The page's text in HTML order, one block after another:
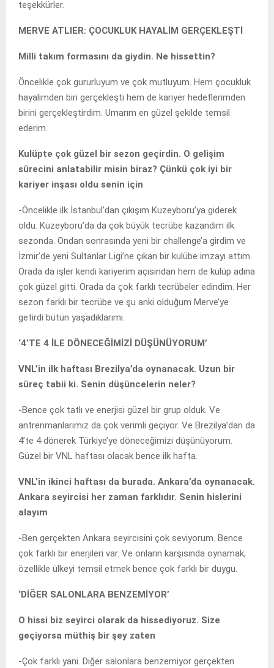
teşekkürler.
MERVE ATLIER: ÇOCUKLUK HAYALİM GERÇEKLEŞTİ
Milli takım formasını da giydin. Ne hissettin?
Öncelikle çok gururluyum ve çok mutluyum. Hem çocukluk
hayalimden biri gerçekleşti hem de kariyer hedeflerimden
birini gerçekleştirdim. Umarım en güzel şekilde temsil
ederim.
Kulüpte çok güzel bir sezon geçirdin. O gelişim
sürecini anlatabilir misin biraz? Çünkü çok iyi bir
kariyer inşası oldu senin için
-Öncelikle ilk İstanbul’dan çıkışım Kuzeyboru’ya giderek
oldu. Kuzeyboru’da da çok büyük tecrübe kazandım ilk
sezonda. Ondan sonrasında yeni bir challenge’a girdim ve
İzmir’de yeni Sultanlar Ligi’ne çıkan bir kulübe imzayı attım.
Orada da işler kendi kariyerim açısından hem de kulüp adına
çok güzel gitti. Orada da çok farklı tecrübeler edindim. Her
sezon farklı bir tecrübe ve şu anki olduğum Merve’ye
getirdi bütün yaşadıklarımı.
‘4’TE 4 İLE DÖNECEĞİMİZİ DÜŞÜNÜYORUM’
VNL’in ilk haftası Brezilya’da oynanacak. Uzun bir
süreç tabii ki. Senin düşüncelerin neler?
-Bence çok tatlı ve enerjisi güzel bir grup olduk. Ve
antrenmanlarımız da çok verimli geçiyor. Ve Brezilya’dan da
4’te 4 dönerek Türkiye’ye döneceğimizi düşünüyorum.
Güzel bir VNL haftası olacak bence ilk hafta.
VNL’in ikinci haftası da burada. Ankara’da oynanacak.
Ankara seyircisi her zaman farklıdır. Senin hislerini
alayım
-Ben gerçekten Ankara seyircisini çok seviyorum. Bence
çok farklı bir enerjileri var. Ve onların karşısında oynamak,
özellikle ülkeyi temsil etmek bence çok farklı bir duygu.
‘DİĞER SALONLARA BENZEMİYOR’
O hissi biz seyirci olarak da hissediyoruz. Size
geçiyorsa müthiş bir şey zaten
-Çok farklı yani. Diğer salonlara benzemiyor gerçekten